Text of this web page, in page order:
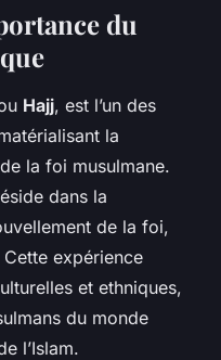
du
Hajj, est l’un des
la
la foi musulmane.
dans la
de la foi,
Cette expérience
et ethniques,
du monde
l’Islam.